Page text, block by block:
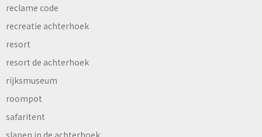
reclame code
recreatie achterhoek
resort
resort de achterhoek
rijksmuseum
roompot
safaritent
slapen in de achterhoek